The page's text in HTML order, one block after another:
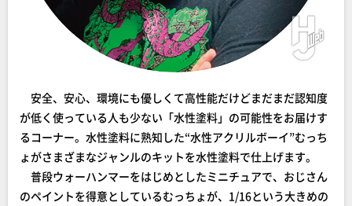
安全、安心、環境にも優しくて高性能だけどまだまだ認知度
が低く使っている人も少ない「水性塗料」の可能性をお届けす
るコーナー。水性塗料に熟知した“水性アクリルボーイ”むっち
ょがさまざまなジャンルのキットを水性塗料で仕上げます。
普段ウォーハンマーをはじめとしたミニチュアで、おじさん
のペイントを得意としているむっちょが、1/16という大きめの